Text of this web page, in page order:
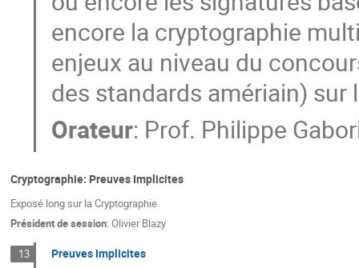
encore la cryptographie
enjeux au niveau du
des standards amériain)
Orateur: Prof. Philippe
Cryptographie: Preuves Implicites
Exposé long sur la Cryptographie
Président de session: Olivier Blazy
13 Preuves Implicites